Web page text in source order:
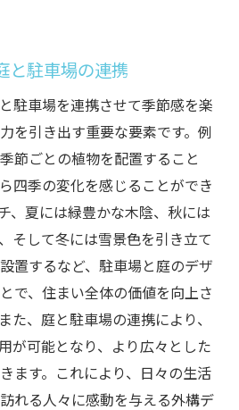
と駐車場の連携
駐車場を連携させて季節感を楽
を引き出す重要な要素です。例
節ごとの植物を配置すること
四季の変化を感じることができ
、夏には緑豊かな木陰、秋には
そして冬には雪景色を引き立て
置するなど、駐車場と庭のデザ
で、住まい全体の価値を向上さ
た、庭と駐車場の連携により、
が可能となり、より広々とした
ます。これにより、日々の生活
れる人々に感動を与える外構デ